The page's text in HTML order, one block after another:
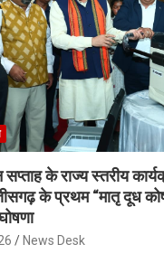
सप्ताह के राज्य स्तरीय
के प्रथम “मातृ दूध
News Desk